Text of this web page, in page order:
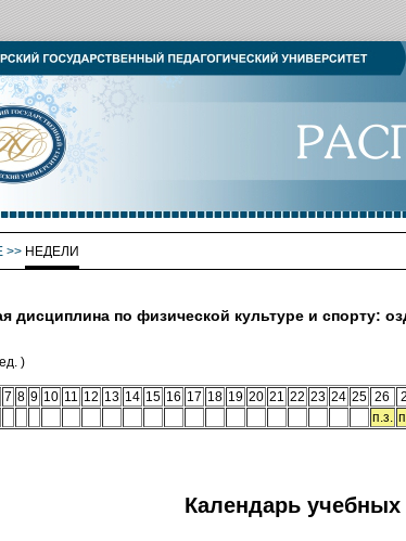
>> НЕДЕЛИ
дисциплина по физической культуре и спорту:
)
7 8 9 10 11 12 13 14 15 16 17 18 19 20 21 22 23 24 25 26
п.з.
Календарь учебных